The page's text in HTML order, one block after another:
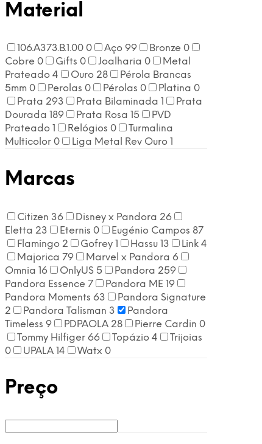
Material
106.A373.B.1.00 0 Aço 99 Bronze 0
Cobre 0 Gifts 0 Joalharia 0
Metal
Prateado 4 Ouro 28
Pérola Brancas
5mm 0 Perolas 0 Pérolas 0 Platina 0
Prata 293 Prata Bilaminada 1
Prata
Dourada 189 Prata Rosa 15
PVD
Prateado 1 Relógios 0
Turmalina
Multicolor 0 Liga Metal Rev Ouro 1
Marcas
Citizen 36 Disney x Pandora 26
Eletta 23 Eternis 0 Eugénio Campos 87
Flamingo 2 Gofrey 1 Hassu 13 Link 4
Majorica 79 Marvel x Pandora 6
Omnia 16 OnlyUS 5 Pandora 259
Pandora Essence 7 Pandora ME 19
Pandora Moments 63
Pandora Signature
2
Pandora Talisman 3
Pandora
Timeless 9 PDPAOLA 28 Pierre Cardin 0
Tommy Hilfiger 66 Topázio 4
Trijoias
0
UPALA 14 Watx 0
Preço